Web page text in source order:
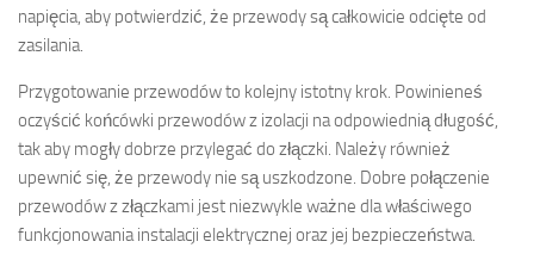
napięcia, aby potwierdzić, że przewody są całkowicie odcięte od
zasilania.
Przygotowanie przewodów to kolejny istotny krok. Powinieneś
oczyścić końcówki przewodów z izolacji na odpowiednią długość,
tak aby mogły dobrze przylegać do złączki. Należy również
upewnić się, że przewody nie są uszkodzone. Dobre połączenie
przewodów z złączkami jest niezwykle ważne dla właściwego
funkcjonowania instalacji elektrycznej oraz jej bezpieczeństwa.